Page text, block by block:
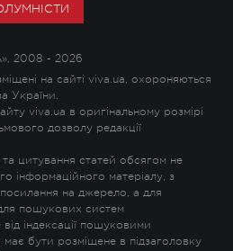
2008 - 2026
на сайті viva.ua, охороняються
України.
viva.ua в оригінальному розмірі
дозволу редакції
та цитування статей обсягом не
інформаційного матеріалу, з
на джерело, а для
пошукових систем
індексації пошуковими
бути розміщене в підзаголовку